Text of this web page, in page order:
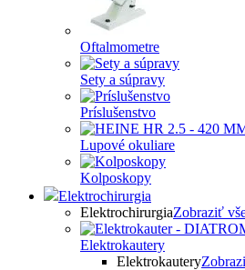
Oftalmometre
Sety a súpravy
Príslušenstvo
Lupové okuliare
Kolposkopy
Elektrochirurgia
ElektrochirurgiaZobraziť
Elektrokautery
Elektrokautery